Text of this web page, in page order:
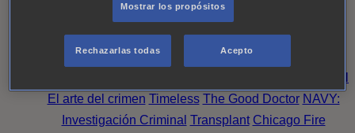
Reckoning: Ajuste de Cuentas
Noche Wild Bill Mentes Criminales Candice Renoir
Absentia Harrow Bulletproof Annika Lincoln Rhyme:
El arte del crimen Timeless The Good Doctor NAVY:
Investigación Criminal Transplant Chicago Fire
Mostrar los propósitos
Rechazarlas todas Acepto